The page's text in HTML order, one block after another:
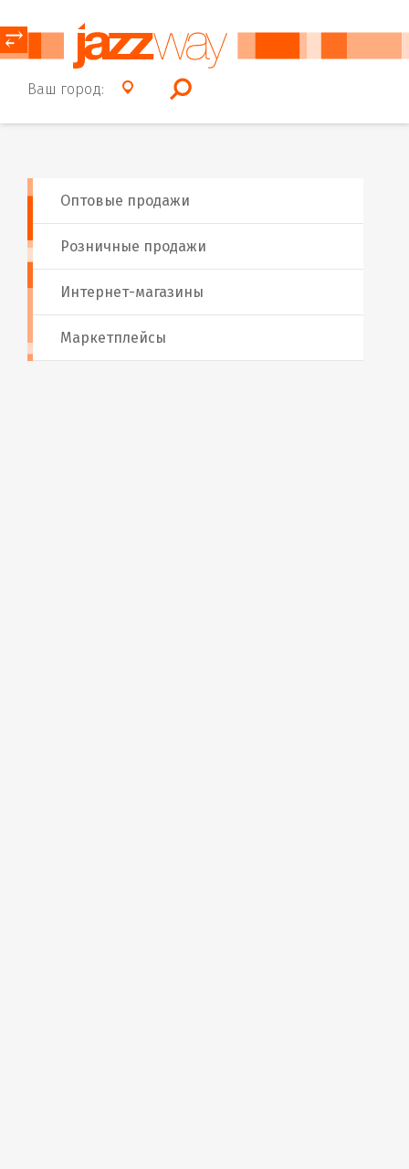
Ваш город:
⥂
Оптовые продажи
Розничные продажи
Интернет-магазины
Маркетплейсы